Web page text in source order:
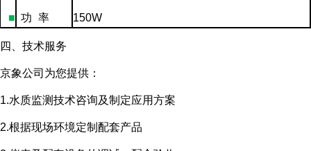
■ 功 率 150W
四、技术服务
京象公司为您提供：
1.水质监测技术咨询及制定应用方案
2.根据现场环境定制配套产品